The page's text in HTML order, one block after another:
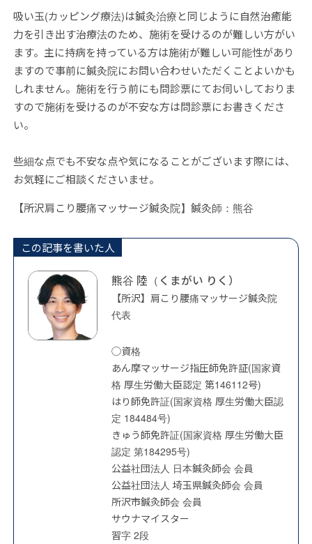
吸い玉(カッピング療法)は鍼灸治療と同じように自然治癒能
力を引き出す治療法のため、施術を受けるのが難しい方がい
ます。主に持病を持っている方は施術が難しい可能性があり
ますので事前に鍼灸院にお問い合わせいただくことよいかも
しれません。施術を行う前にも問診票にてお伺いしておりま
すので施術を受けるのが不安な方は問診票にお書きくださ
い。
些細な点でも不安な点や気になることがございます際には、
お気軽にご相談くださいませ。
【所沢肩こり腰痛マッサージ鍼灸院】鍼灸師：熊谷
この記事を書いた人
熊谷 陸（くまがい りく）
【所沢】肩こり腰痛マッサージ鍼灸院
代表
◯資格
あん摩マッサージ指圧師免許証(国家資
格 厚生労働大臣認定 第146112号)
はり師免許証(国家資格 厚生労働大臣認
定 184484号)
きゅう師免許証(国家資格 厚生労働大臣
認定 第184295号)
公益社団法人 日本鍼灸師会 会員
公益社団法人 埼玉県鍼灸師会 会員
所沢市鍼灸師会 会員
サウナマイスター
習字 2段